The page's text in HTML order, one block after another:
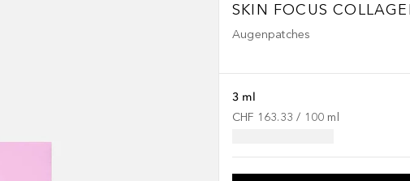
SKIN FOCUS
Augenpatches
3 ml
CHF 163.33 / 100 ml